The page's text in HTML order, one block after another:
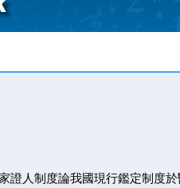
證人制度論我國現行鑑定制度